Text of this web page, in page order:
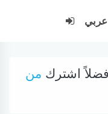
عربي
فضلاً اشترك من